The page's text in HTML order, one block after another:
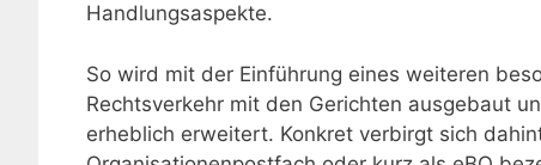
Handlungsaspekte.
So wird mit der Einführung eines weiteren
Rechtsverkehr mit den Gerichten ausgebaut
erheblich erweitert. Konkret verbirgt sich